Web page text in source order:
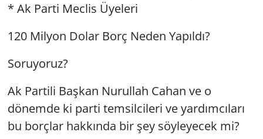
* ⁠Ak Parti Meclis Üyeleri
120 Milyon Dolar Borç Neden Yapıldı?
Soruyoruz?
Ak Partili Başkan Nurullah Cahan ve o
dönemde ki parti temsilcileri ve yardımcıları
bu borçlar hakkında bir şey söyleyecek mi?